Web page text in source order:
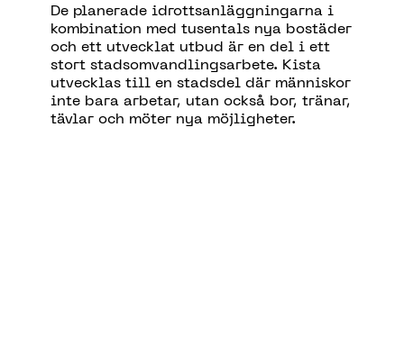
De planerade idrottsanläggningarna i
kombination med tusentals nya bostäder
och ett utvecklat utbud är en del i ett
stort stadsomvandlingsarbete. Kista
utvecklas till en stadsdel där människor
inte bara arbetar, utan också bor, tränar,
tävlar och möter nya möjligheter.